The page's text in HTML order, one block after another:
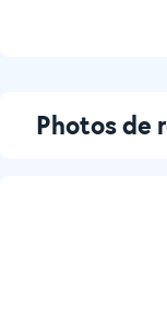
Photos de